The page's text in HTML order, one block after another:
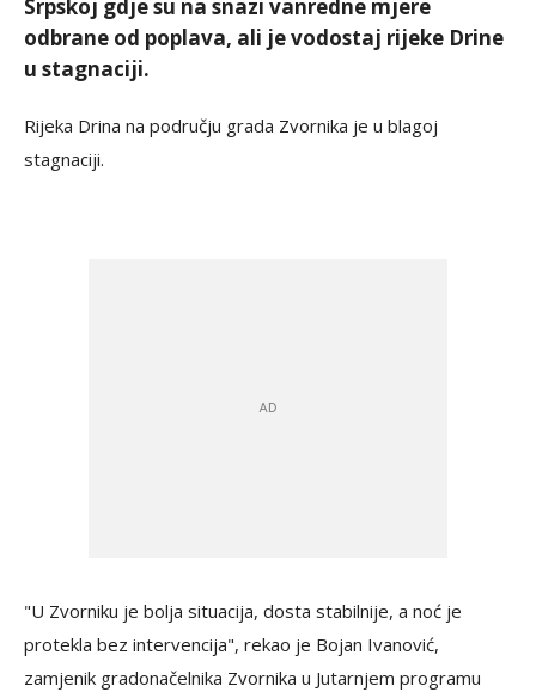
Srpskoj gdje su na snazi vanredne mjere
odbrane od poplava, ali je vodostaj rijeke Drine
u stagnaciji.
Rijeka Drina na području grada Zvornika je u blagoj
stagnaciji.
"U Zvorniku je bolja situacija, dosta stabilnije, a noć je
protekla bez intervencija", rekao je Bojan Ivanović,
zamjenik gradonačelnika Zvornika u Јutarnjem programu